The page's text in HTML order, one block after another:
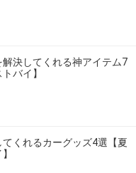
決してくれる神アイテム7
バイ】
くれるカーグッズ4選【夏